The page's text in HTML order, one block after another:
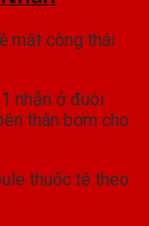
mặt công thái
nhẫn ở đuôi
thân bơm cho
thuốc tê theo